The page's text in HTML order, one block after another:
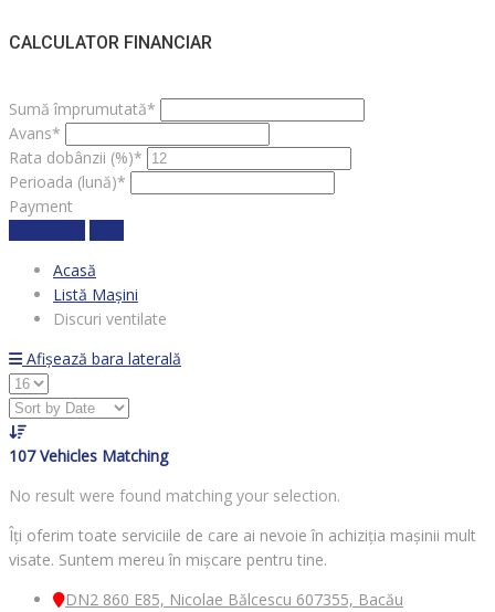
CALCULATOR FINANCIAR
Sumă împrumutată*
Avans*
Rata dobânzii (%)*
Perioada (lună)*
Payment
Acasă
Listă Mașini
Discuri ventilate
Afișează bara laterală
107 Vehicles Matching
No result were found matching your selection.
Îți oferim toate serviciile de care ai nevoie în achiziția mașinii mult
visate. Suntem mereu în mișcare pentru tine.
DN2 860 E85, Nicolae Bălcescu 607355, Bacău